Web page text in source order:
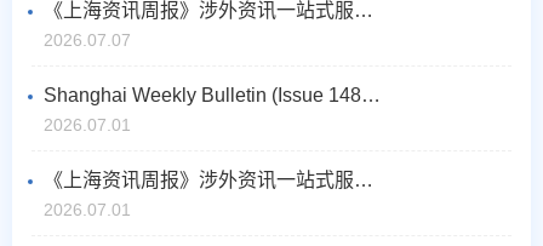
《上海资讯周报》涉外资讯一站式服务（2026年7月第1期，总第149期）
2026.07.07
Shanghai Weekly Bulletin (Issue 148 No.5, June 2026)
2026.07.01
《上海资讯周报》涉外资讯一站式服务（2026年6月第5期，总第148期）
2026.07.01